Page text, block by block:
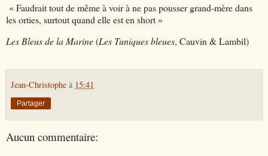
« Faudrait tout de même à voir à ne pas pousser grand-mère dans
les orties, surtout quand elle est en short »
Les Bleus de la Marine(Les Tuniques bleues, Cauvin & Lambil)
Jean-Christophe à 15:41
Partager
Aucun commentaire: